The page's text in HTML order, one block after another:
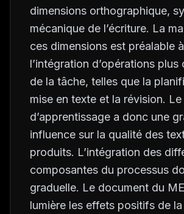
dimensions orthographique,
mécanique de l’écriture. La
ces dimensions est préalable à
l’intégration d’opérations plus
de la tâche, telles que la
mise en texte et la révision.
d’apprentissage a donc une
influence sur la qualité des
produits. L’intégration des
composantes du processus
graduelle. Le document du
lumière les effets positifs de